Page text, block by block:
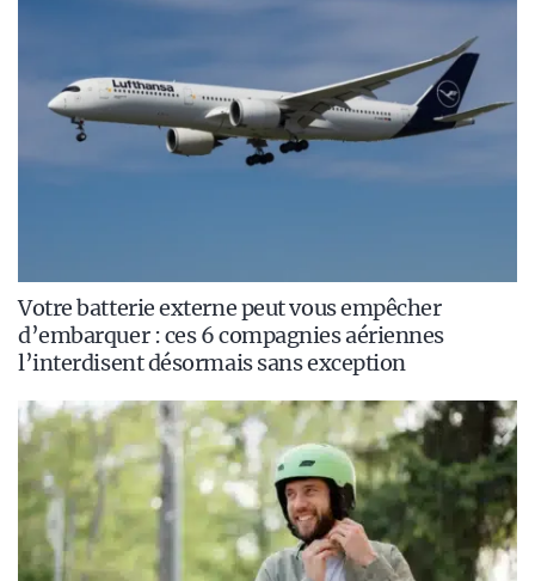
Votre batterie externe peut vous empêcher
d’embarquer : ces 6 compagnies aériennes
l’interdisent désormais sans exception